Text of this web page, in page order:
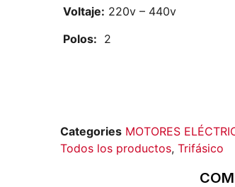
Voltaje: 220v – 440v
Polos: 2
Categories MOTORES
Todos los productos, Trifásico